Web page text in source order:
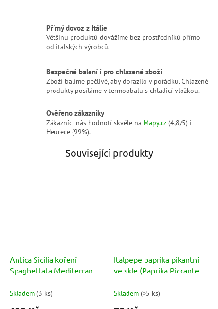
Přímý dovoz z Itálie
Většinu produktů dovážíme bez prostředníků přímo
od italských výrobců.
Bezpečné balení i pro chlazené zboží
Zboží balíme pečlivě, aby dorazilo v pořádku. Chlazené
produkty posíláme v termoobalu s chladicí vložkou.
Ověřeno zákazníky
Zákazníci nás hodnotí skvěle na Mapy.cz (4,8/5) i
Heurece (99%).
Související produkty
Antica Sicilia koření
Spaghettata Mediterranea
Skladem (3 ks)
Italpepe paprika pikantní
ve skle (Paprika Piccante)
Skladem (>5 ks)